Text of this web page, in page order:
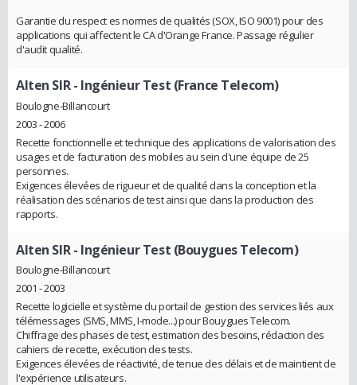
Garantie du respect es normes de qualités (SOX, ISO 9001) pour des
applications qui affectent le CA d'Orange France. Passage régulier
d'audit qualité.
Alten SIR- Ingénieur Test (France Telecom)
Boulogne-Billancourt
2003 - 2006
Recette fonctionnelle et technique des applications de valorisation des
usages et de facturation des mobiles au sein d'une équipe de 25
personnes.
Exigences élevées de rigueur et de qualité dans la conception et la
réalisation des scénarios de test ainsi que dans la production des
rapports.
Alten SIR- Ingénieur Test (Bouygues Telecom)
Boulogne-Billancourt
2001 - 2003
Recette logicielle et système du portail de gestion des services liés aux
télémessages (SMS, MMS, I-mode...) pour Bouygues Telecom.
Chiffrage des phases de test, estimation des besoins, rédaction des
cahiers de recette, exécution des tests.
Exigences élevées de réactivité, de tenue des délais et de maintient de
l'expérience utilisateurs.